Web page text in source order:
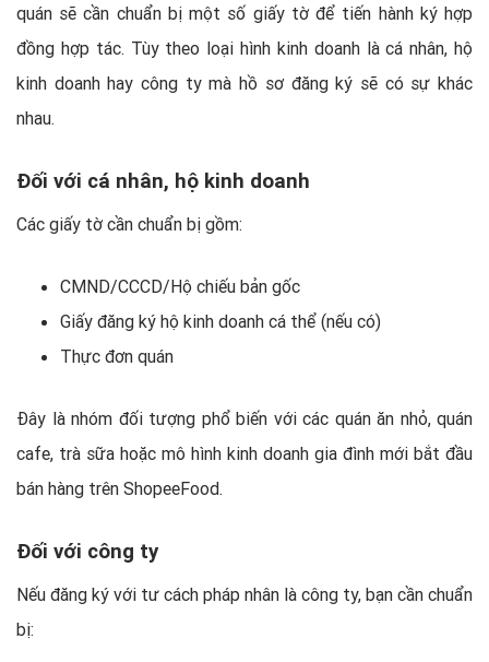
quán sẽ cần chuẩn bị một số giấy tờ để tiến hành ký hợp
đồng hợp tác. Tùy theo loại hình kinh doanh là cá nhân, hộ
kinh doanh hay công ty mà hồ sơ đăng ký sẽ có sự khác
nhau.
Đối với cá nhân, hộ kinh doanh
Các giấy tờ cần chuẩn bị gồm:
CMND/CCCD/Hộ chiếu bản gốc
Giấy đăng ký hộ kinh doanh cá thể (nếu có)
Thực đơn quán
Đây là nhóm đối tượng phổ biến với các quán ăn nhỏ, quán
cafe, trà sữa hoặc mô hình kinh doanh gia đình mới bắt đầu
bán hàng trên ShopeeFood.
Đối với công ty
Nếu đăng ký với tư cách pháp nhân là công ty, bạn cần chuẩn
bị: